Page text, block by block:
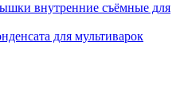
внутренние съёмные для
для мультиварок